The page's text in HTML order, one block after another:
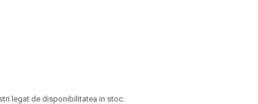
legat de disponibilitatea in stoc.